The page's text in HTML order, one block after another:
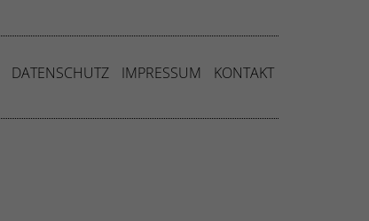
DATENSCHUTZ IMPRESSUM KONTAKT